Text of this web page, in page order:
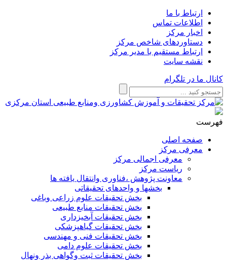
ارتباط با ما
اطلاعات تماس
اخبار مرکز
دستاوردهای شاخص مرکز
ارتباط مستقیم با مدیر مرکز
نقشه سایت
کانال ما در تلگرام
فهرست
صفحه اصلی
معرفی مرکز
معرفی اجمالی مرکز
ریاست مرکز
معاونت پژوهش ،فناوری وانتقال یافته ها
بخشها و واحدهای تحقیقاتی
بخش تحقیقات علوم زراعی وباغی
بخش تحقیقات منابع طبیعی
بخش تحقیقات آبخیزداری
بخش تحقیقات گیاهپزشکی
بخش تحقیقات فنی و مهندسی
بخش تحقیقات علوم دامی
بخش تحقیقات ثبت وگواهی بذر ونهال